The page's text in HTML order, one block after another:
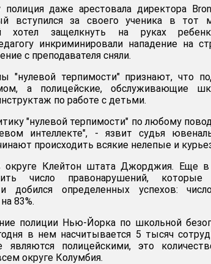
даже арестовала директора
вступился за своего ученика в тот
хотел защелкнуть на руках
инкриминировали нападение на
с преподавателя сняли.
"нулевой терпимости" признают, что
а полицейские, обслуживающие
по работе с детьми.
"нулевой терпимости" по любому
интеллекте", - язвит судья
происходить всякие нелепые и
округе Клейтон штата Джорджия. Еще
число правонарушений, которые
добился определенных успехов:
83%.
полиции Нью-Йорка по школьной
в нем насчитывается 5 тысяч
полицейскими, это
округе Колумбия.